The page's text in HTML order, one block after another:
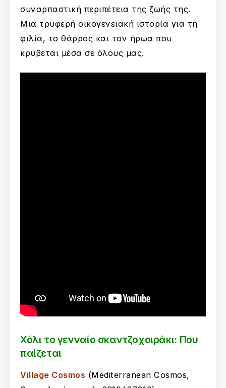
συναρπαστική περιπέτεια της ζωής της.
Μια τρυφερή οικογενειακή ιστορία για τη
φιλία, το θάρρος και τον ήρωα που
κρύβεται μέσα σε όλους μας.
Χόλι το γενναίο σκαντζοχοιράκι: Που
παίζεται
Village Cosmos (Mediterranean Cosmos,